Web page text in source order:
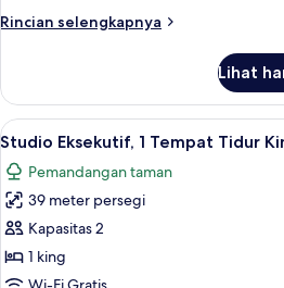
tidur,
Rincian selengkapnya
Rincian
Apartemen
Superior,
1
kamar
tidur,
lantai
dasar
Lihat
Lihat
semua
foto
untuk
Studio
Eksekutif,
1
7
Studio Eksekutif, 1 Tempat Tidur
Pemandangan taman
39 meter persegi
Kapasitas 2
1 king